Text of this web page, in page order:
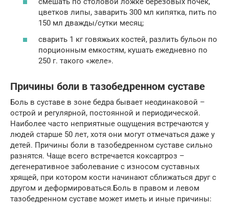
цветков липы, заварить 300 мл кипятка, пить по
150 мл дважды/сутки месяц;
сварить 1 кг говяжьих костей, разлить бульон по
порционным емкостям, кушать ежедневно по
250 г. такого «желе».
Причины боли в тазобедренном суставе
Боль в суставе в зоне бедра бывает неодинаковой –
острой и регулярной, постоянной и периодической.
Наиболее часто неприятные ощущения встречаются у
людей старше 50 лет, хотя они могут отмечаться даже у
детей. Причины боли в тазобедренном суставе сильно
разнятся. Чаще всего встречается коксартроз –
дегенеративное заболевание с износом суставных
хрящей, при котором кости начинают сближаться друг с
другом и деформироваться.Боль в правом и левом
тазобедренном суставе может иметь и иные причины: